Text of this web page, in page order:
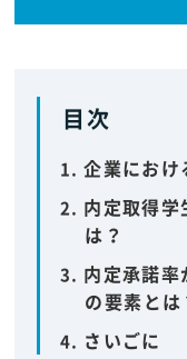
目次
企業におけ
内定取得学
は？
内定承諾
の要素とは
さいごに